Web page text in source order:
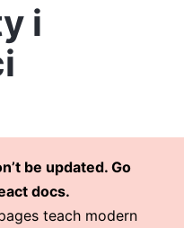
i
be updated. Go
docs.
teach modern